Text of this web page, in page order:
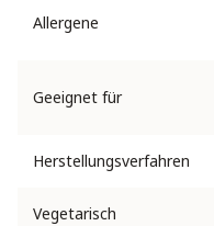
Allergene
Geeignet für
Herstellungsverfahren
Vegetarisch